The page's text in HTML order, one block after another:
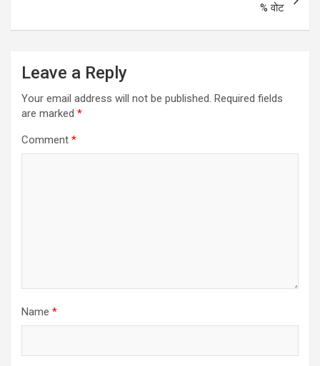
% वोट
Leave a Reply
Your email address will not be published. Required fields
are marked *
Comment *
Name *